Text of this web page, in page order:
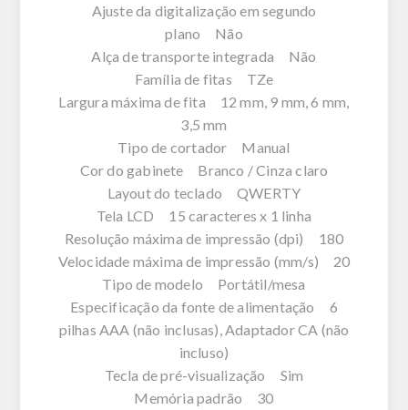
Ajuste da digitalização em segundo
plano Não
Alça de transporte integrada Não
Família de fitas TZe
Largura máxima de fita 12 mm, 9 mm, 6 mm,
3,5 mm
Tipo de cortador Manual
Cor do gabinete Branco / Cinza claro
Layout do teclado QWERTY
Tela LCD 15 caracteres x 1 linha
Resolução máxima de impressão (dpi) 180
Velocidade máxima de impressão (mm/s) 20
Tipo de modelo Portátil/mesa
Especificação da fonte de alimentação 6
pilhas AAA (não inclusas), Adaptador CA (não
incluso)
Tecla de pré-visualização Sim
Memória padrão 30